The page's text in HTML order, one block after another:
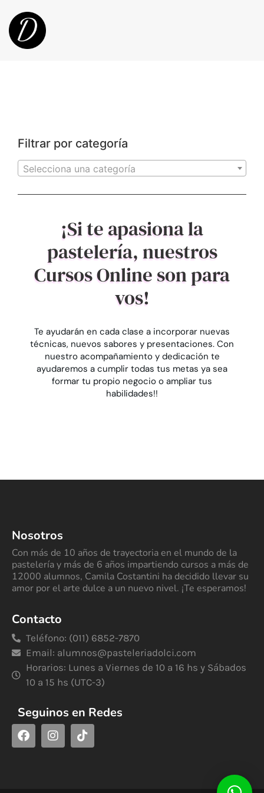
Filtrar por categoría
Selecciona una categoría
¡Si te apasiona la
pastelería, nuestros
Cursos Online son para
vos!
Te ayudarán en cada clase a incorporar nuevas
técnicas, nuevos sabores y presentaciones. Con
nuestro acompañamiento y dedicación te
ayudaremos a cumplir todas tus metas ya sea
formar tu propio negocio o ampliar tus
habilidades!!
Nosotros
Con más de 10 años de trayectoria en el mundo de la
pastelería y más de 6 años impartiendo cursos a más de
12000 alumnos, Camila Costantini ha decidido llevar su
amor por el arte dulce a un nuevo nivel. ¡Te esperamos!
Contacto
Teléfono: (011) 6852-7870
Email: alumnos@pasteleriadolci.com
Horarios: Lunes a Viernes de 10 a 16 hs y Sábados
10 a 15 hs (UTC-3)
Seguinos en Redes